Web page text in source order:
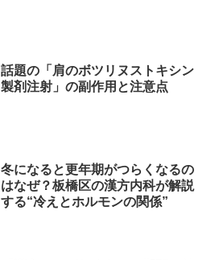
話題の「肩のボツリヌストキシン
製剤注射」の副作用と注意点
冬になると更年期がつらくなるの
はなぜ？板橋区の漢方内科が解説
する“冷えとホルモンの関係”